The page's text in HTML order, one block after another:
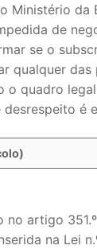
Ministério da
de
se o
qualquer
o quadro
desrespeito é
artigo
na Lei